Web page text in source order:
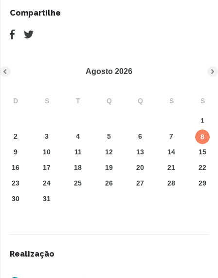
Compartilhe
Agosto 2026
D S T Q Q S S
1
2
3 4 5 6 7
8
9
10 11 12 13 14
15
16
17 18 19 20 21
22
23
24 25 26 27 28
29
30
31
Realização